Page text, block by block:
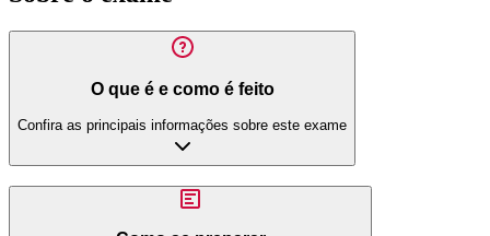
O que é e como é feito
Confira as principais informações sobre este exame